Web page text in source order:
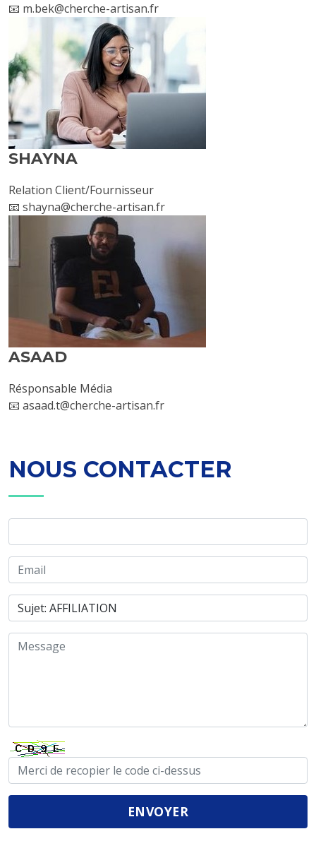
📧 m.bek@cherche-artisan.fr
SHAYNA
Relation Client/Fournisseur
📧 shayna@cherche-artisan.fr
ASAAD
Résponsable Média
📧 asaad.t@cherche-artisan.fr
NOUS CONTACTER